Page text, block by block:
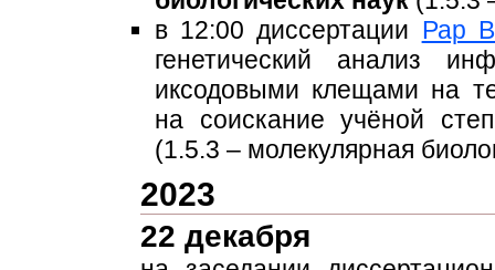
в 12:00 диссертации Рар
генетический анализ
иксодовыми клещами на
на соискание учёной
(1.5.3 – молекулярная
2023
22 декабря